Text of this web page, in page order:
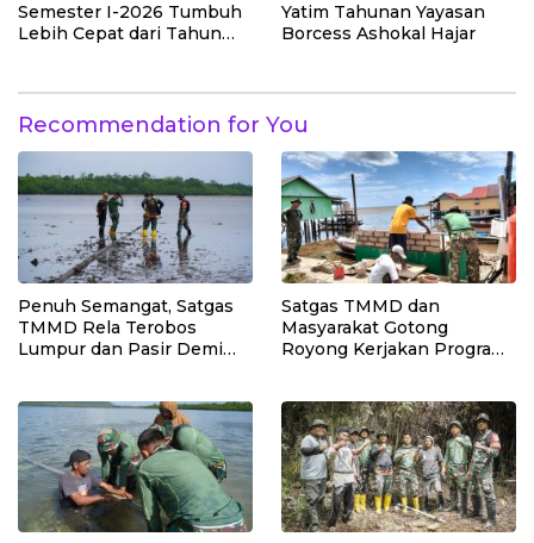
Semester I-2026 Tumbuh
Lebih Cepat dari Tahun
Yatim Tahunan Yayasan
Borcess Ashokal Hajar
Recommendation for You
Penuh Semangat, Satgas
TMMD Rela Terobos
Lumpur dan Pasir Demi
Satgas TMMD dan
Masyarakat Gotong
Royong Kerjakan Program